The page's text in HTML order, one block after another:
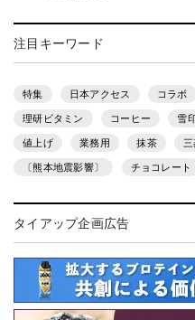
注目キーワード
特集 日本アクセス コラボ
理研ビタミン コーヒー 雪
値上げ 業務用 抹茶
〔熊本地震影響〕 チョコレート
タイアップ企画広告